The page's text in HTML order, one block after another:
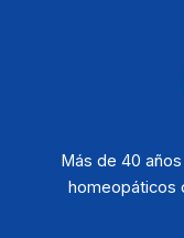
Más de 40
homeopáticos